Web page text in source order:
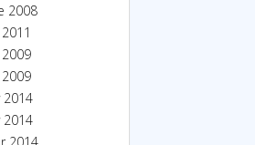
2008
2014
2014